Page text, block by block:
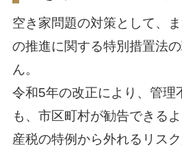
空き家問題の対策として、
の推進に関する特別措置法
ん。
令和5年の改正により、管理
も、市区町村が勧告できる
産税の特例から外れるリスク